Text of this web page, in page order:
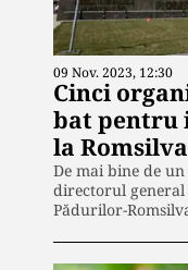
09 Nov. 2023, 12:30
Cinci
bat pentru
la Romsilva
De mai bine de
directorul general
Pădurilor-